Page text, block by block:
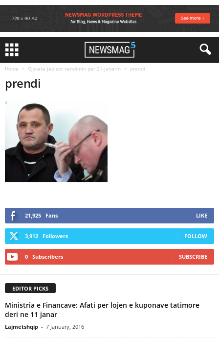
Home Gjykata jep sot vendimin per 21-Janarin prendi
prendi
21,925 Fans LIKE
3,912 Followers FOLLOW
0 Subscribers SUBSCRIBE
EDITOR PICKS
Ministria e Financave: Afati per lojen e kuponave tatimore
deri ne 11 janar
Lajmetshqip - 7 January, 2016